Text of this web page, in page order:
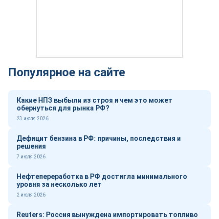
Популярное на сайте
Какие НПЗ выбыли из строя и чем это может
обернуться для рынка РФ?
23 июля 2026
Дефицит бензина в РФ: причины, последствия и
решения
7 июля 2026
Нефтепереработка в РФ достигла минимального
уровня за несколько лет
2 июля 2026
Reuters: Россия вынуждена импортировать топливо